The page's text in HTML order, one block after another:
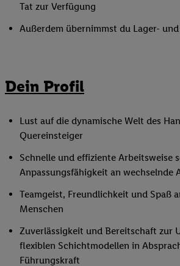
Tat zur Verfügung
Außerdem übernimmst du Lager-
Dein Profil
Lust auf die dynamische Welt des
Quereinsteiger
Schnelle und effiziente Arbeitsweise
Anpassungsfähigkeit an wechselnde
Teamgeist, Freundlichkeit und Spaß
Menschen
Zuverlässigkeit und Bereitschaft zur
flexiblen Schichtmodellen in
Führungskraft